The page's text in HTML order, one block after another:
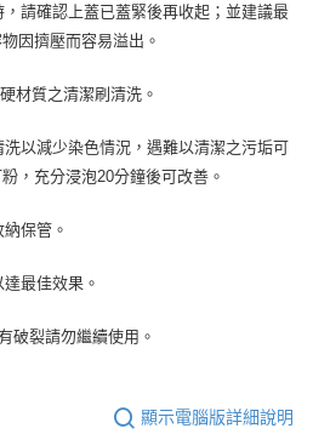
請確認上蓋已蓋緊後再收起；並建議最
因擠壓而容易溢出。
材質之清潔刷清洗。
以減少染色情況，遇難以清潔之污垢可
，充分浸泡20分鐘後可改善。
保管。
最佳效果。
破裂請勿繼續使用。
顯示電腦版詳細說明